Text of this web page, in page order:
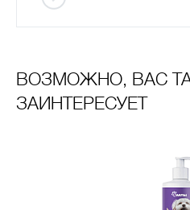
ВОЗМОЖНО, ВАС
ЗАИНТЕРЕСУЕТ